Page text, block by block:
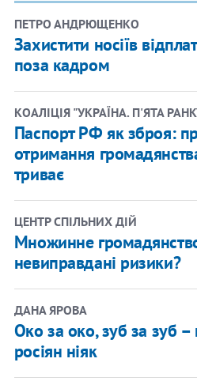
ПЕТРО АНДРЮЩЕНКО
Захистити носіїв
поза кадром
КОАЛІЦІЯ "УКРАЇНА. П'ЯТА
Паспорт РФ як зброя:
отримання
триває
ЦЕНТР СПІЛЬНИХ ДІЙ
Множинне
невиправдані ризики?
ДАНА ЯРОВА
Око за око, зуб за зуб
росіян ніяк